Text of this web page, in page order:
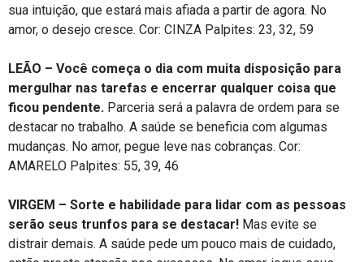
sua intuição, que estará mais afiada a partir de agora. No
amor, o desejo cresce. Cor: CINZA Palpites: 23, 32, 59
LEÃO – Você começa o dia com muita disposição para
mergulhar nas tarefas e encerrar qualquer coisa que
ficou pendente. Parceria será a palavra de ordem para se
destacar no trabalho. A saúde se beneficia com algumas
mudanças. No amor, pegue leve nas cobranças. Cor:
AMARELO Palpites: 55, 39, 46
VIRGEM – Sorte e habilidade para lidar com as pessoas
serão seus trunfos para se destacar! Mas evite se
distrair demais. A saúde pede um pouco mais de cuidado,